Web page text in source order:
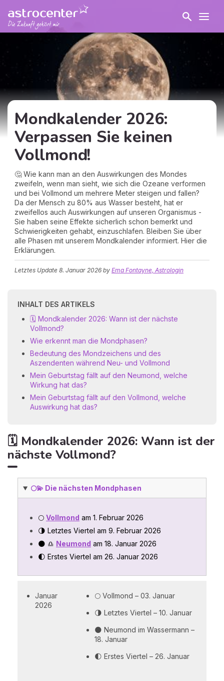
Mondkalender 2026:
Verpassen Sie keinen
Vollmond!
🤔 Wie kann man an den Auswirkungen des Mondes
zweifeln, wenn man sieht, wie sich die Ozeane verformen
und bei Vollmond um mehrere Meter steigen und fallen?
Da der Mensch zu 80% aus Wasser besteht, hat er
zweifellos auch Auswirkungen auf unseren Organismus -
Sie haben seine Effekte sicherlich schon bemerkt und
Schwierigkeiten gehabt, einzuschlafen. Bleiben Sie über
alle Phasen mit unserem Mondkalender informiert. Hier die
Erklärungen.
Letztes Update 8. Januar 2026 by Ema Fontayne, Astrologin
INHALT DES ARTIKELS
🗓️ Mondkalender 2026: Wann ist der nächste
Vollmond?
Wie erkennt man die Mondphasen?
Bedeutung des Mondzeichens und des
Aszendenten während Neu- und Vollmond
Mein Geburtstag fällt auf den Neumond, welche
Wirkung hat das?
Mein Geburtstag fällt auf den Vollmond, welche
Auswirkung hat das?
🗓️ Mondkalender 2026: Wann ist der
nächste Vollmond?
🌕💫 Die nächsten Mondphasen
🌕 Vollmond am 1. Februar 2026
🌗 Letztes Viertel am 9. Februar 2026
🌑 ♎ Neumond am 18. Januar 2026
🌓 Erstes Viertel am 26. Januar 2026
Januar
2026
🌕 Vollmond – 03. Januar
🌗 Letztes Viertel – 10. Januar
🌑 Neumond im Wassermann –
18. Januar
🌓 Erstes Viertel – 26. Januar